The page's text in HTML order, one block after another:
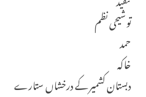
توشیحی نظم
حمد
خاکہ
دبستان کشمیر کے درخشاں ستارے